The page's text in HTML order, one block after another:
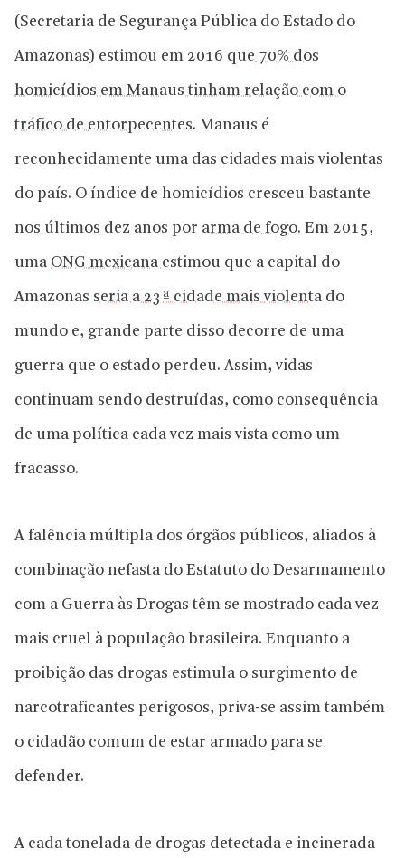
(Secretaria de Segurança Pública do Estado do
Amazonas) estimou em 2016 que70% dos
homicídios em Manaus tinham relação com o
tráfico de entorpecentes. Manaus é
reconhecidamente uma das cidades mais violentas
do país. O índice de homicídios cresceu bastante
nos últimos dez anos por arma de fogo. Em 2015,
uma ONG mexicanaestimou que a capital do
Amazonas seria a 23ª cidade mais violenta do
mundo e, grande parte disso decorre de uma
guerra que o estado perdeu. Assim, vidas
continuam sendo destruídas, como consequência
de uma política cada vez mais vista como um
fracasso.
A falência múltipla dos órgãos públicos, aliados à
combinação nefasta do Estatuto do Desarmamento
com a Guerra às Drogas têm se mostrado cada vez
mais cruel à população brasileira. Enquanto a
proibição das drogas estimula o surgimento de
narcotraficantes perigosos, priva-se assim também
o cidadão comum de estar armado para se
defender.
A cada tonelada de drogas detectada e incinerada